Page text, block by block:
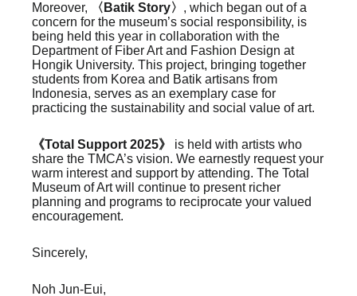
Moreover, 〈Batik Story〉 , which began out of a
concern for the museum’s social responsibility, is
being held this year in collaboration with the
Department of Fiber Art and Fashion Design at
Hongik University. This project, bringing together
students from Korea and Batik artisans from
Indonesia, serves as an exemplary case for
practicing the sustainability and social value of art.
《Total Support 2025》
is held with artists who
share the TMCA’s vision. We earnestly request your
warm interest and support by attending. The Total
Museum of Art will continue to present richer
planning and programs to reciprocate your valued
encouragement.
Sincerely,
Noh Jun-Eui,